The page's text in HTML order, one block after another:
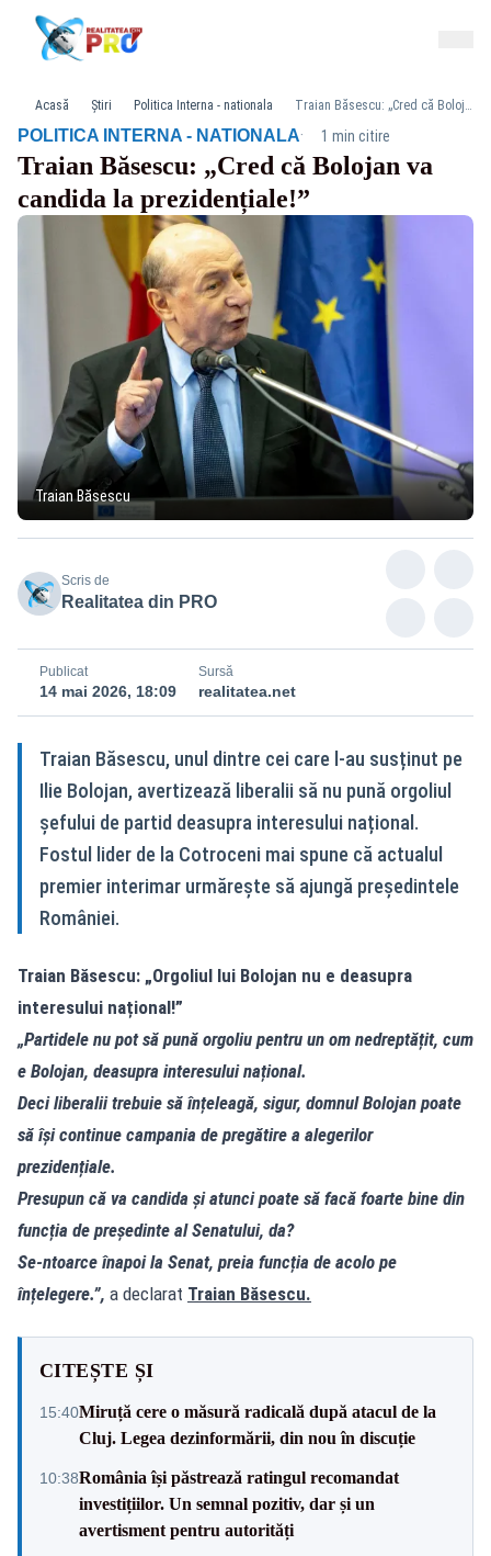
Acasă Știri Politica Interna - nationala Traian Băsescu: „Cred că Bolojan va candida la prezidențiale!”
POLITICA INTERNA - NATIONALA· 1 min citire
Traian Băsescu: „Cred că Bolojan va
candida la prezidențiale!”
Traian Băsescu
Scris de
Realitatea din PRO
Publicat
14 mai 2026, 18:09
Sursă
realitatea.net
Traian Băsescu, unul dintre cei care l-au susținut pe
Ilie Bolojan, avertizează liberalii să nu pună orgoliul
șefului de partid deasupra interesului național.
Fostul lider de la Cotroceni mai spune că actualul
premier interimar urmărește să ajungă președintele
României.
Traian Băsescu: „Orgoliul lui Bolojan nu e deasupra
interesului național!”
„Partidele nu pot să pună orgoliu pentru un om nedreptățit, cum
e Bolojan, deasupra interesului național.
Deci liberalii trebuie să înțeleagă, sigur, domnul Bolojan poate
să își continue campania de pregătire a alegerilor
prezidențiale.
Presupun că va candida și atunci poate să facă foarte bine din
funcția de președinte al Senatului, da?
Se-ntoarce înapoi la Senat, preia funcția de acolo pe
înțelegere.”, a declarat Traian Băsescu.
CITEȘTE ȘI
15:40Miruță cere o măsură radicală după atacul de la
Cluj. Legea dezinformării, din nou în discuție
10:38România își păstrează ratingul recomandat
investițiilor. Un semnal pozitiv, dar și un
avertisment pentru autorități